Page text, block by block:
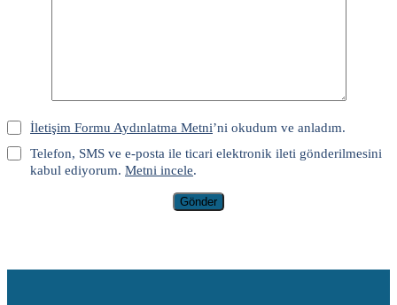
İletişim Formu Aydınlatma Metni’ni okudum ve anladım.
Telefon, SMS ve e-posta ile ticari elektronik ileti gönderilmesini
kabul ediyorum. Metni incele.
Gönder